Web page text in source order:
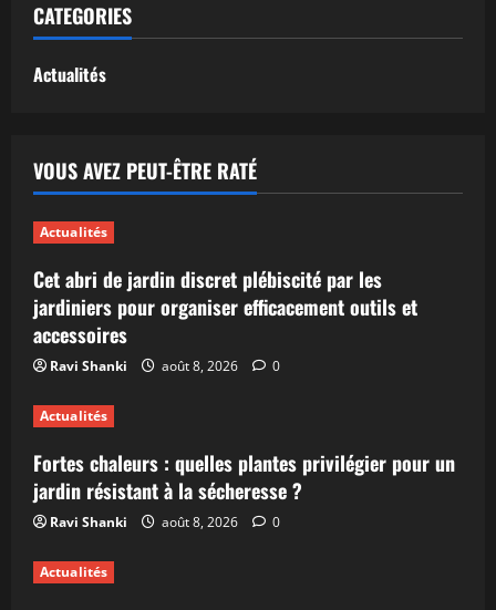
CATEGORIES
Actualités
VOUS AVEZ PEUT-ÊTRE RATÉ
Actualités
Cet abri de jardin discret plébiscité par les
jardiniers pour organiser efficacement outils et
accessoires
Ravi Shanki août 8, 2026 0
Actualités
Fortes chaleurs : quelles plantes privilégier pour un
jardin résistant à la sécheresse ?
Ravi Shanki août 8, 2026 0
Actualités